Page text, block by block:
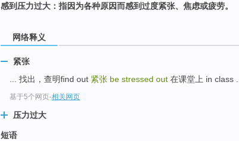
感到压力过大：指因为各种原因而感到过度紧张、焦虑或疲劳。
网络释义
紧张
... 找出，查明find out 紧张 be stressed out 在课堂上 in class ...
基于5个网页-相关网页
压力过大
短语